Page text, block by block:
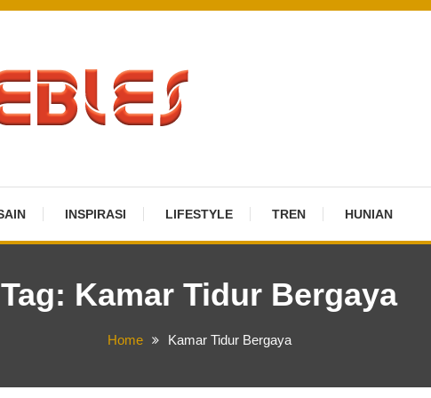
INSPIRASI LIFESTYLE TREN HUNIAN
Tag: Kamar Tidur Bergaya
Home Kamar Tidur Bergaya